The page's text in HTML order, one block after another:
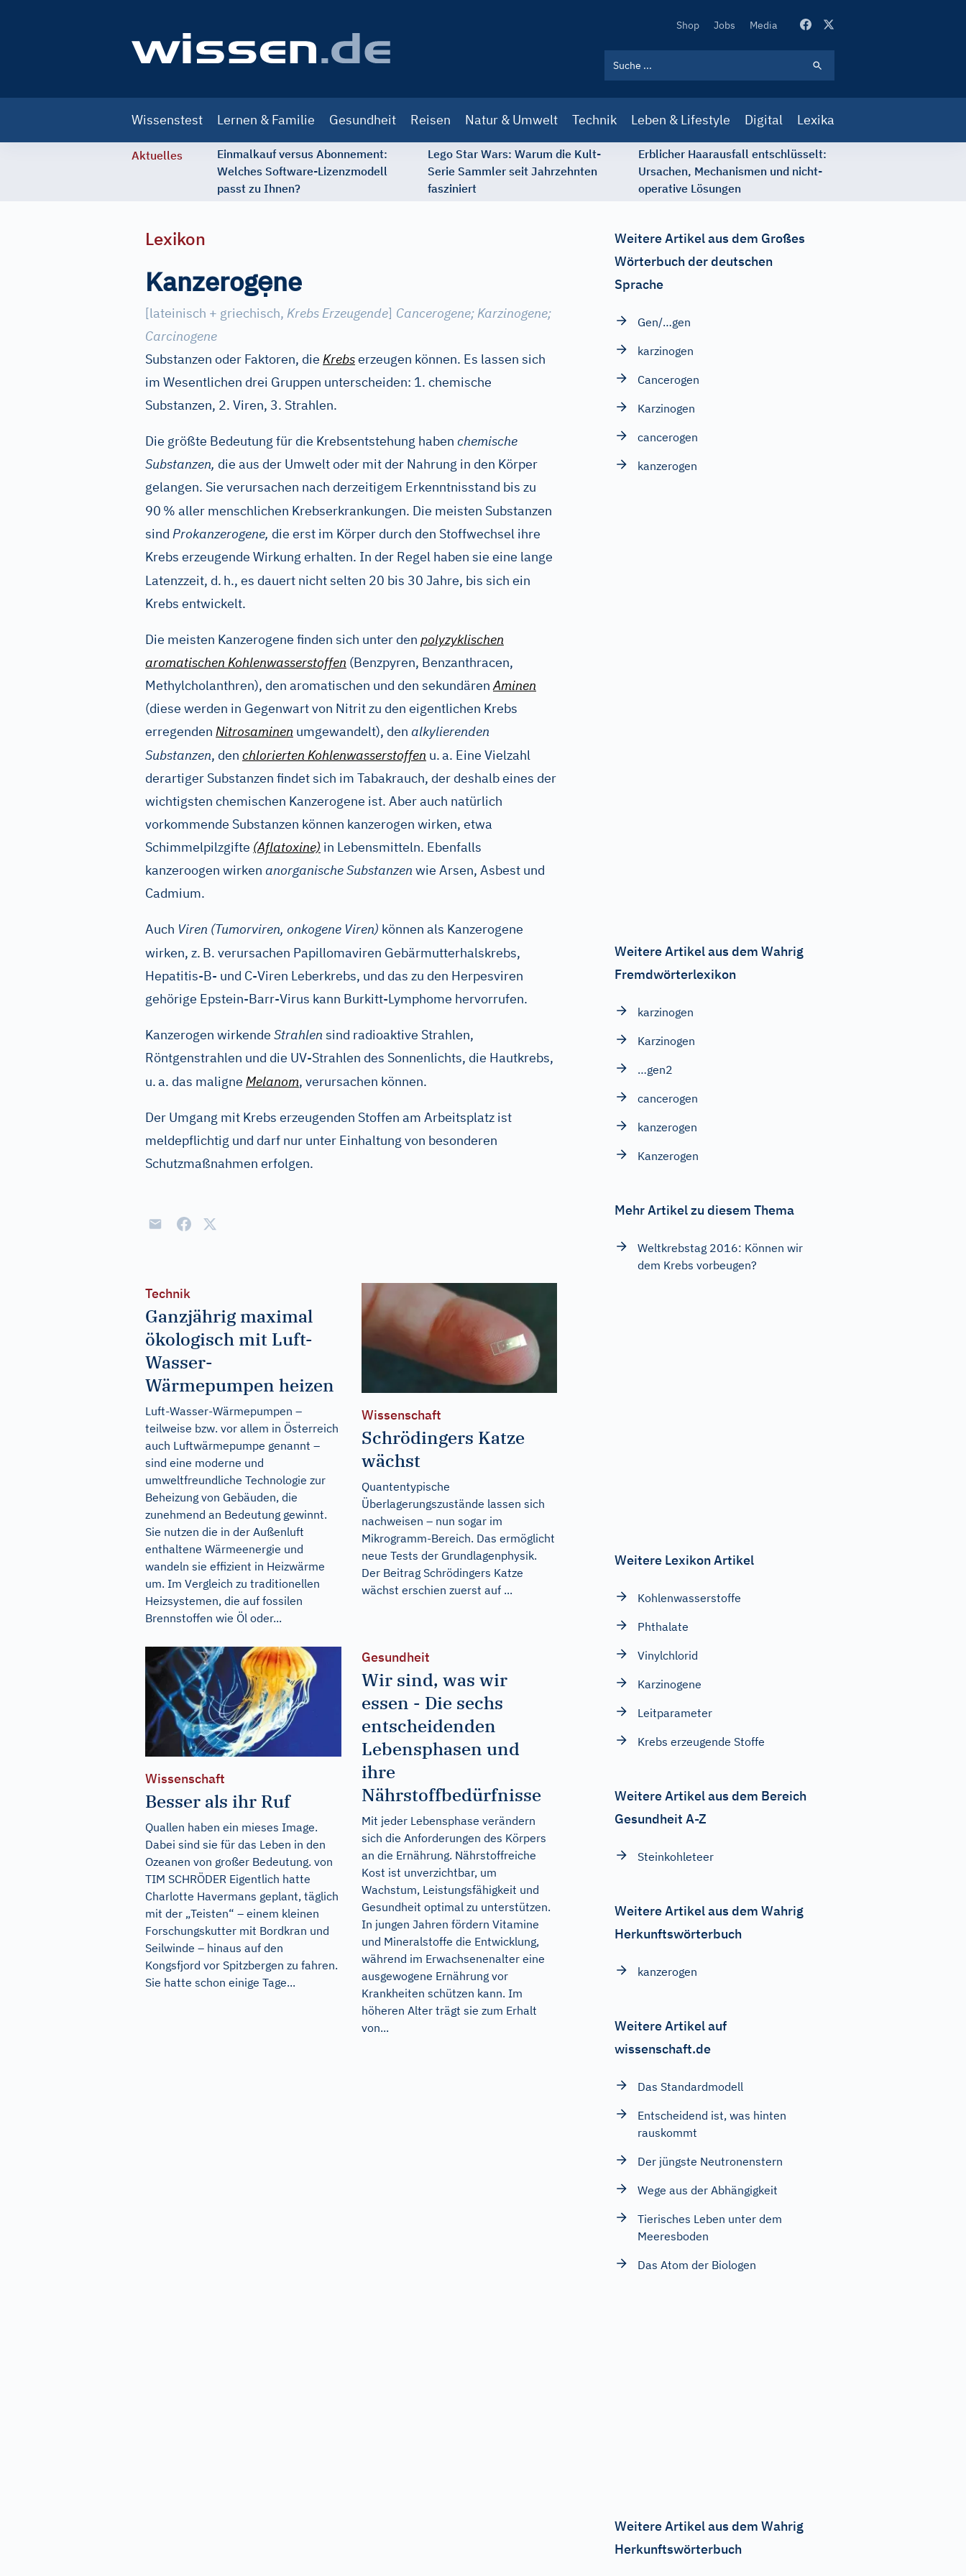
Secondary
Shop Jobs Media
navigation
Wissenstest Lernen & Familie Gesundheit Reisen Natur & Umwelt Technik Leben & Lifestyle Digital Lexika
Aktuelles
Einmalkauf versus Abonnement:
Welches Software-Lizenzmodell
passt zu Ihnen?
Lego Star Wars: Warum die Kult-
Serie Sammler seit Jahrzehnten
fasziniert
Erblicher Haarausfall entschlüsselt:
Ursachen, Mechanismen und nicht-
operative Lösungen
Lexikon
Kanzerogẹne
[lateinisch + griechisch, Krebs Erzeugende] Cancerogene;Karzinogene;
Carcinogene
Substanzen oder Faktoren, die Krebserzeugen können. Es lassen sich
im Wesentlichen drei Gruppen unterscheiden: 1. chemische
Substanzen, 2. Viren, 3. Strahlen.
Die größte Bedeutung für die Krebsentstehung haben chemische
Substanzen, die aus der Umwelt oder mit der Nahrung in den Körper
gelangen. Sie verursachen nach derzeitigem Erkenntnisstand bis zu
90 % aller menschlichen Krebserkrankungen. Die meisten Substanzen
sind Prokanzerogene, die erst im Körper durch den Stoffwechsel ihre
Krebs erzeugende Wirkung erhalten. In der Regel haben sie eine lange
Latenzzeit, d. h., es dauert nicht selten 20 bis 30 Jahre, bis sich ein
Krebs entwickelt.
Die meisten Kanzerogene finden sich unter den polyzyklischen
aromatischen Kohlenwasserstoffen (Benzpyren, Benzanthracen,
Methylcholanthren), den aromatischen und den sekundärenAminen
(diese werden in Gegenwart von Nitrit zu den eigentlichen Krebs
erregenden Nitrosaminen umgewandelt), den alkylierenden
Substanzen, den chlorierten Kohlenwasserstoffen u.a. Eine Vielzahl
derartiger Substanzen findet sich im Tabakrauch, der deshalb eines der
wichtigsten chemischen Kanzerogene ist. Aber auch natürlich
vorkommende Substanzen können kanzerogen wirken, etwa
Schimmelpilzgifte (Aflatoxine) in Lebensmitteln. Ebenfalls
kanzeroogen wirken anorganische Substanzen wie Arsen, Asbest und
Cadmium.
Auch Viren (Tumorviren, onkogene Viren) können als Kanzerogene
wirken, z. B. verursachen Papillomaviren Gebärmutterhalskrebs,
Hepatitis-B- und C-Viren Leberkrebs, und das zu den Herpesviren
gehörige Epstein-Barr-Virus kann Burkitt-Lymphome hervorrufen.
Kanzerogen wirkende Strahlen sind radioaktive Strahlen,
Röntgenstrahlen und die UV-Strahlen des Sonnenlichts, die Hautkrebs,
u.a. das maligne Melanom, verursachen können.
Der Umgang mit Krebs erzeugenden Stoffen am Arbeitsplatz ist
meldepflichtig und darf nur unter Einhaltung von besonderen
Schutzmaßnahmen erfolgen.
Technik
Ganzjährig maximal
ökologisch mit Luft-
Wasser-
Wärmepumpen heizen
Luft-Wasser-Wärmepumpen –
teilweise bzw. vor allem in Österreich
auch Luftwärmepumpe genannt –
sind eine moderne und
umweltfreundliche Technologie zur
Beheizung von Gebäuden, die
zunehmend an Bedeutung gewinnt.
Sie nutzen die in der Außenluft
enthaltene Wärmeenergie und
wandeln sie effizient in Heizwärme
um. Im Vergleich zu traditionellen
Heizsystemen, die auf fossilen
Brennstoffen wie Öl oder...
Wissenschaft
Schrödingers Katze
wächst
Quantentypische
Überlagerungszustände lassen sich
nachweisen – nun sogar im
Mikrogramm-Bereich. Das ermöglicht
neue Tests der Grundlagenphysik.
Der Beitrag Schrödingers Katze
wächst erschien zuerst auf ...
Wissenschaft
Besser als ihr Ruf
Quallen haben ein mieses Image.
Dabei sind sie für das Leben in den
Ozeanen von großer Bedeutung. von
TIM SCHRÖDER Eigentlich hatte
Charlotte Havermans geplant, täglich
mit der „Teisten“ – einem kleinen
Forschungskutter mit Bordkran und
Seilwinde – hinaus auf den
Kongsfjord vor Spitzbergen zu fahren.
Sie hatte schon einige Tage...
Gesundheit
Wir sind, was wir
essen - Die sechs
entscheidenden
Lebensphasen und
ihre
Nährstoffbedürfnisse
Mit jeder Lebensphase verändern
sich die Anforderungen des Körpers
an die Ernährung. Nährstoffreiche
Kost ist unverzichtbar, um
Wachstum, Leistungsfähigkeit und
Gesundheit optimal zu unterstützen.
In jungen Jahren fördern Vitamine
und Mineralstoffe die Entwicklung,
während im Erwachsenenalter eine
ausgewogene Ernährung vor
Krankheiten schützen kann. Im
höheren Alter trägt sie zum Erhalt
von...
Weitere Artikel aus dem Großes
Wörterbuch der deutschen
Sprache
Gen/…gen
karzinogen
Cancerogen
Karzinogen
cancerogen
kanzerogen
Weitere Artikel aus dem Wahrig
Fremdwörterlexikon
karzinogen
Karzinogen
…gen2
cancerogen
kanzerogen
Kanzerogen
Mehr Artikel zu diesem Thema
Weltkrebstag 2016: Können wir
dem Krebs vorbeugen?
Weitere Lexikon Artikel
Kohlenwasserstoffe
Phthalate
Vinylchlorid
Karzinogene
Leitparameter
Krebs erzeugende Stoffe
Weitere Artikel aus dem Bereich
Gesundheit A-Z
Steinkohleteer
Weitere Artikel aus dem Wahrig
Herkunftswörterbuch
kanzerogen
Weitere Artikel auf
wissenschaft.de
Das Standardmodell
Entscheidend ist, was hinten
rauskommt
Der jüngste Neutronenstern
Wege aus der Abhängigkeit
Tierisches Leben unter dem
Meeresboden
Das Atom der Biologen
Weitere Artikel aus dem Wahrig
Herkunftswörterbuch